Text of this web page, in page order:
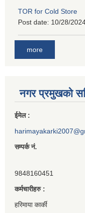
TOR for Cold Store
Post date: 10/28/
more
नगर प्रमुखको
ईमेल :
सम्पर्क नं.
9848160451
कर्मचारीहरु :
हरिमाया कार्की